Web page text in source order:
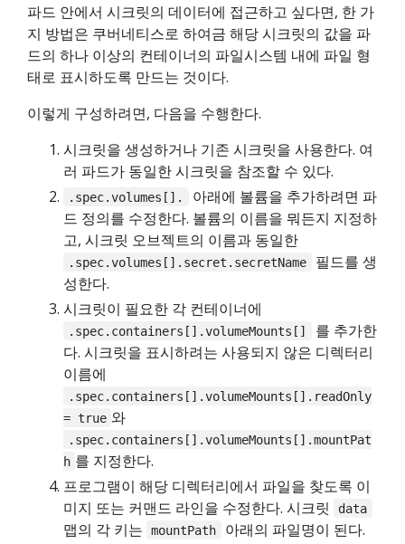
파드 안에서 시크릿의 데이터에 접근하고 싶다면, 한 가
지 방법은 쿠버네티스로 하여금 해당 시크릿의 값을 파
드의 하나 이상의 컨테이너의 파일시스템 내에 파일 형
태로 표시하도록 만드는 것이다.
이렇게 구성하려면, 다음을 수행한다.
시크릿을 생성하거나 기존 시크릿을 사용한다. 여
러 파드가 동일한 시크릿을 참조할 수 있다.
.spec.volumes[].
아래에 볼륨을 추가하려면 파
드 정의를 수정한다. 볼륨의 이름을 뭐든지 지정하
고, 시크릿 오브젝트의 이름과 동일한
.spec.volumes[].secret.secretName
필드를 생
성한다.
시크릿이 필요한 각 컨테이너에
.spec.containers[].volumeMounts[]
를 추가한
다. 시크릿을 표시하려는 사용되지 않은 디렉터리
이름에
.spec.containers[].volumeMounts[].readOnly
= true 와
.spec.containers[].volumeMounts[].mountPat
h 를 지정한다.
프로그램이 해당 디렉터리에서 파일을 찾도록 이
미지 또는 커맨드 라인을 수정한다. 시크릿
data
맵의 각 키는 mountPath
아래의 파일명이 된다.